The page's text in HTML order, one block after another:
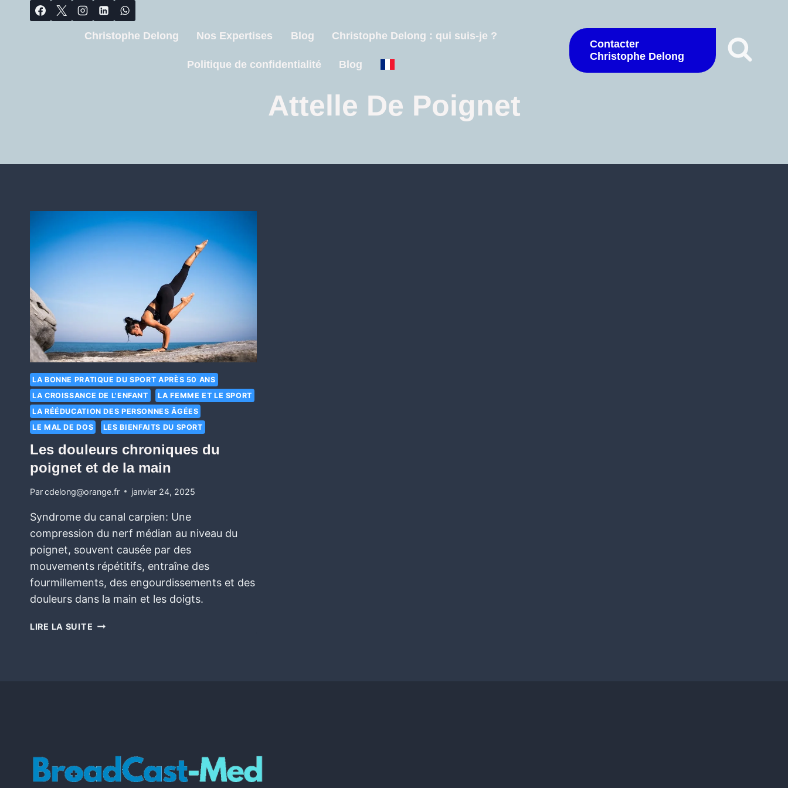
Christophe Delong Nos Expertises Blog Christophe Delong : qui suis-je ?
Politique de confidentialité Blog
Contacter
Christophe Delong
Attelle De Poignet
LA BONNE PRATIQUE DU SPORT APRÈS 50 ANS
LA CROISSANCE DE L'ENFANT
LA FEMME ET LE SPORT
LA RÉÉDUCATION DES PERSONNES ÂGÉES
LE MAL DE DOS
LES BIENFAITS DU SPORT
Les douleurs chroniques du
poignet et de la main
Parcdelong@orange.fr janvier 24, 2025
Syndrome du canal carpien: Une
compression du nerf médian au niveau du
poignet, souvent causée par des
mouvements répétitifs, entraîne des
fourmillements, des engourdissements et des
douleurs dans la main et les doigts.
LIRE LA SUITE